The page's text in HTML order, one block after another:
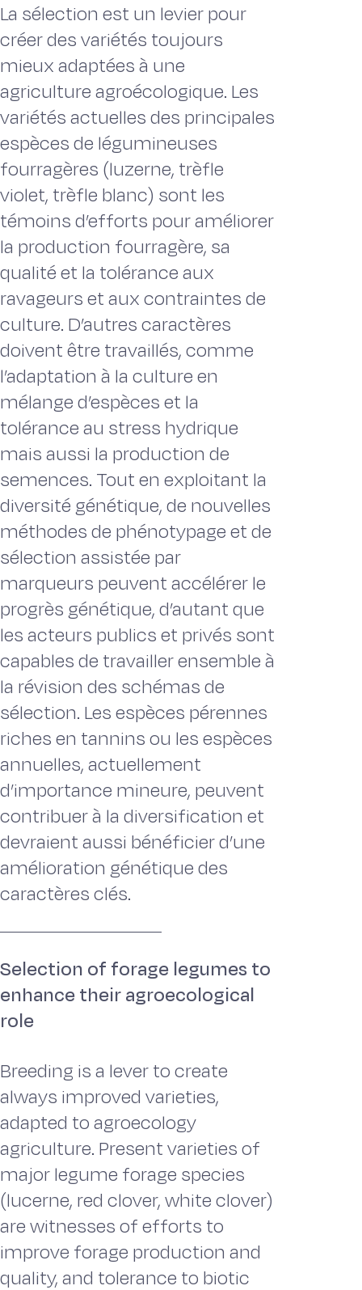
La sélection est un levier pour
créer des variétés toujours
mieux adaptées à une
agriculture agroécologique. Les
variétés actuelles des principales
espèces de légumineuses
fourragères (luzerne, trèfle
violet, trèfle blanc) sont les
témoins d’efforts pour améliorer
la production fourragère, sa
qualité et la tolérance aux
ravageurs et aux contraintes de
culture. D’autres caractères
doivent être travaillés, comme
l’adaptation à la culture en
mélange d’espèces et la
tolérance au stress hydrique
mais aussi la production de
semences. Tout en exploitant la
diversité génétique, de nouvelles
méthodes de phénotypage et de
sélection assistée par
marqueurs peuvent accélérer le
progrès génétique, d’autant que
les acteurs publics et privés sont
capables de travailler ensemble à
la révision des schémas de
sélection. Les espèces pérennes
riches en tannins ou les espèces
annuelles, actuellement
d’importance mineure, peuvent
contribuer à la diversification et
devraient aussi bénéficier d’une
amélioration génétique des
caractères clés.
Selection of forage legumes to
enhance their agroecological
role
Breeding is a lever to create
always improved varieties,
adapted to agroecology
agriculture. Present varieties of
major legume forage species
(lucerne, red clover, white clover)
are witnesses of efforts to
improve forage production and
quality, and tolerance to biotic